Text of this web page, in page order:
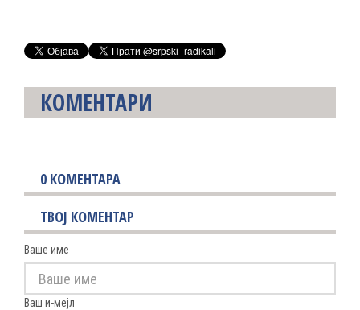
КОМЕНТАРИ
0 КОМЕНТАРА
ТВОЈ КОМЕНТАР
Ваше име
Ваш и-мејл